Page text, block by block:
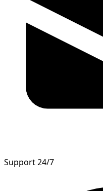
Support 24/7